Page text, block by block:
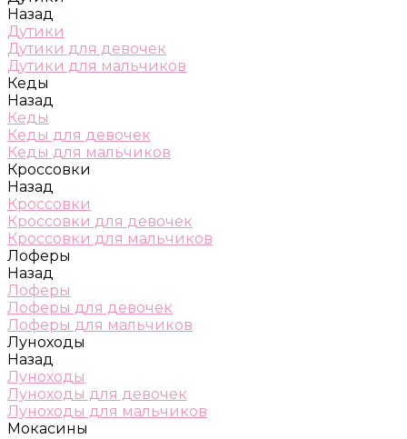
Назад
Дутики
Дутики для девочек
Дутики для мальчиков
Кеды
Назад
Кеды
Кеды для девочек
Кеды для мальчиков
Кроссовки
Назад
Кроссовки
Кроссовки для девочек
Кроссовки для мальчиков
Лоферы
Назад
Лоферы
Лоферы для девочек
Лоферы для мальчиков
Луноходы
Назад
Луноходы
Луноходы для девочек
Луноходы для мальчиков
Мокасины